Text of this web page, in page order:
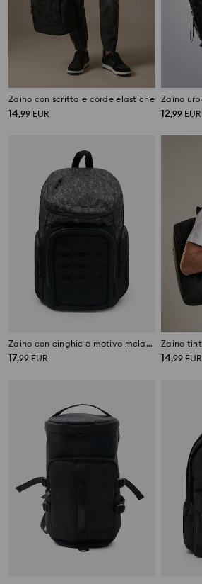
Zaino con scritta e corde elastiche
14,99 EUR 12,99 EUR
Zaino con cinghie e motivo melange
17,99 EUR 14,99 EUR